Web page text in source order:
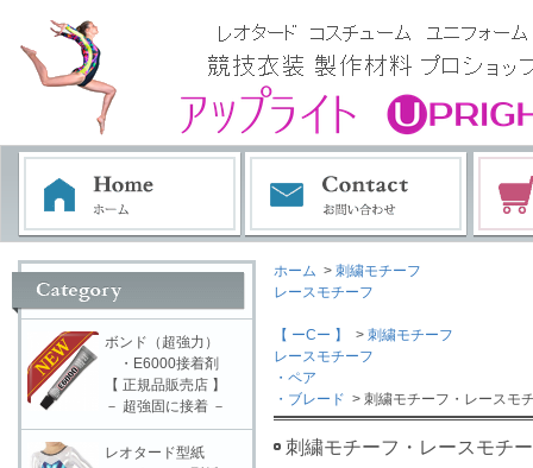
ホーム > 刺繍モチーフ
レースモチーフ
【 ーCー 】 > 刺繍モチーフ
レースモチーフ
・ペア
・ブレード > 刺繍モチーフ・レースモ
刺繍モチーフ・レースモチ
ボンド（超強力）
・E6000接着剤
【 正規品販売店 】
－ 超強固に接着 －
レオタード型紙